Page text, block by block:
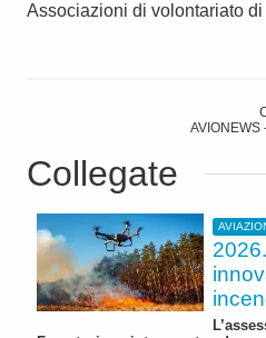
Associazioni di volontariato di
AVIONEWS
Collegate